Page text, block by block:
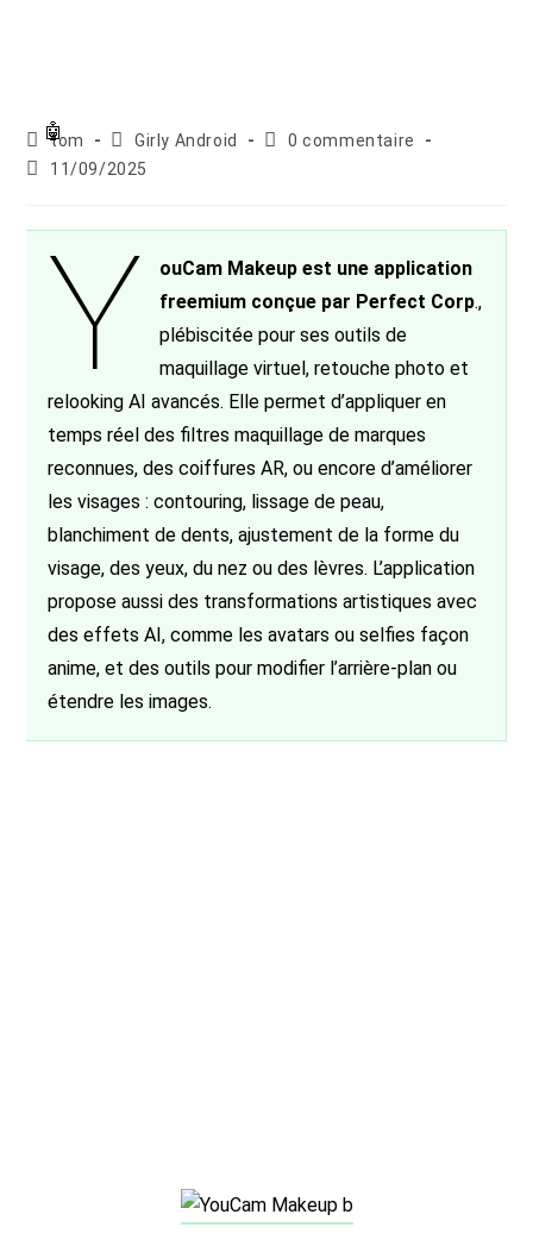
Auteur/autrice
de
tom
Post
category:
Girly Android
Commentaires
0 commentaire
Publication
11/09/2025
Y
ouCam Makeup est une application
freemium conçue par Perfect Corp.,
plébiscitée pour ses outils de
maquillage virtuel, retouche photo et
relooking AI avancés. Elle permet d’appliquer en
temps réel des filtres maquillage de marques
reconnues, des coiffures AR, ou encore d’améliorer
les visages : contouring, lissage de peau,
blanchiment de dents, ajustement de la forme du
visage, des yeux, du nez ou des lèvres. L’application
propose aussi des transformations artistiques avec
des effets AI, comme les avatars ou selfies façon
anime, et des outils pour modifier l’arrière-plan ou
étendre les images.